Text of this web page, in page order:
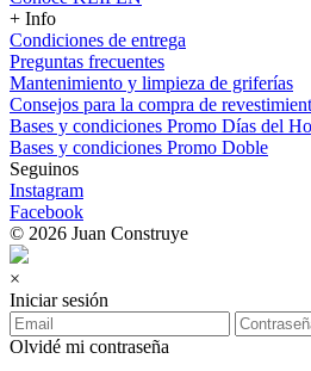
+ Info
Condiciones de entrega
Preguntas frecuentes
Mantenimiento y limpieza de griferías
Consejos para la compra de
Bases y condiciones Promo Días del
Bases y condiciones Promo Doble
Seguinos
Instagram
Facebook
© 2026 Juan Construye
×
Iniciar sesión
Olvidé mi contraseña